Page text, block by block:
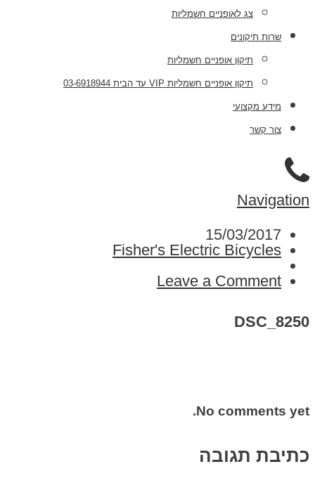
צג לאופניים חשמליות
שרות תיקונים
תיקון אופניים חשמליות
תיקון אופניים חשמליות VIP עד הבית 03-6918944
מידע מקצועי
צור קשר
Navigation
15/03/2017
Fisher's Electric Bicycles
Leave a Comment
DSC_8250
No comments yet.
כתיבת תגובה